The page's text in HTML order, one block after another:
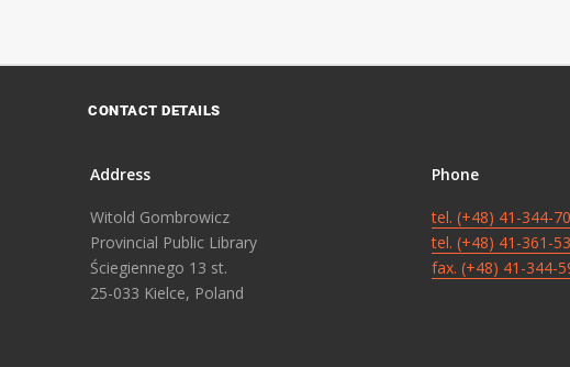
CONTACT DETAILS
Address
Witold Gombrowicz
Provincial Public Library
Ściegiennego 13 st.
25-033 Kielce, Poland
Phone
tel. (+48) 41-344-
tel. (+48) 41-361-
fax. (+48) 41-344-